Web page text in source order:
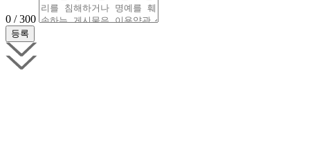
0 / 300